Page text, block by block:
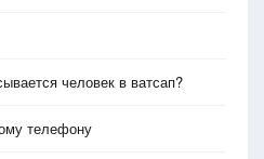
человек в ватсап?
телефону